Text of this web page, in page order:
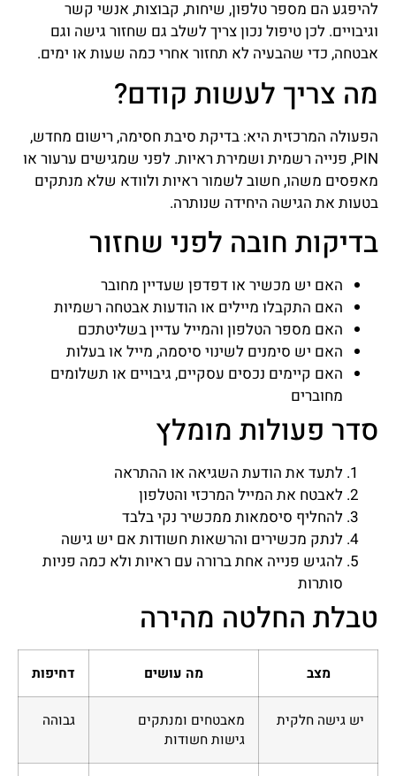
להיפגע הם מספר טלפון, שיחות, קבוצות, אנשי קשר
וגיבויים. לכן טיפול נכון צריך לשלב גם שחזור גישה וגם
אבטחה, כדי שהבעיה לא תחזור אחרי כמה שעות או ימים.
מה צריך לעשות קודם?
הפעולה המרכזית היא: בדיקת סיבת חסימה, רישום מחדש,
PIN, פנייה רשמית ושמירת ראיות. לפני שמגישים ערעור או
מאפסים משהו, חשוב לשמור ראיות ולוודא שלא מנתקים
בטעות את הגישה היחידה שנותרה.
בדיקות חובה לפני שחזור
האם יש מכשיר או דפדפן שעדיין מחובר
האם התקבלו מיילים או הודעות אבטחה רשמיות
האם מספר הטלפון והמייל עדיין בשליטתכם
האם יש סימנים לשינוי סיסמה, מייל או בעלות
האם קיימים נכסים עסקיים, גיבויים או תשלומים
מחוברים
סדר פעולות מומלץ
לתעד את הודעת השגיאה או ההתראה
לאבטח את המייל המרכזי והטלפון
להחליף סיסמאות ממכשיר נקי בלבד
לנתק מכשירים והרשאות חשודות אם יש גישה
להגיש פנייה אחת ברורה עם ראיות ולא כמה פניות
סותרות
טבלת החלטה מהירה
מצב מה עושים דחיפות
יש גישה חלקית
מאבטחים ומנתקים
גישות חשודות
גבוהה